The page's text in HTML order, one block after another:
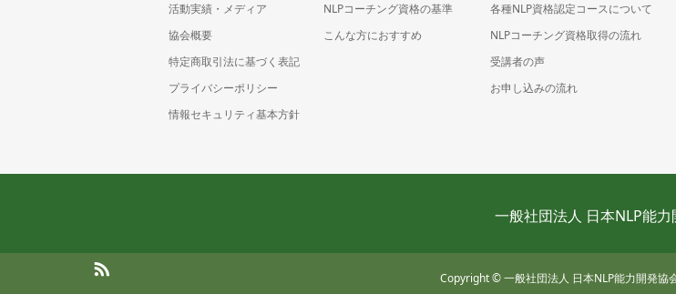
活動実績・メディア
協会概要
特定商取引法に基づく表記
プライバシーポリシー
情報セキュリティ基本方針
NLPコーチング資格の基準
こんな方におすすめ
各種NLP資格認定コースについて
NLPコーチング資格取得の流れ
受講者の声
お申し込みの流れ
一般社団法人 日本NLP能力
Copyright© 一般社団法人 日本NLP能力開発協